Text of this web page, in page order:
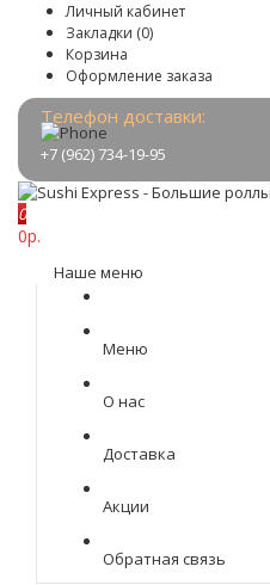
Личный кабинет
Закладки (0)
Корзина
Оформление заказа
Телефон доставки:
+7 (962) 734-19-95
0
0р.
Наше меню
Меню
О нас
Доставка
Акции
Обратная связь